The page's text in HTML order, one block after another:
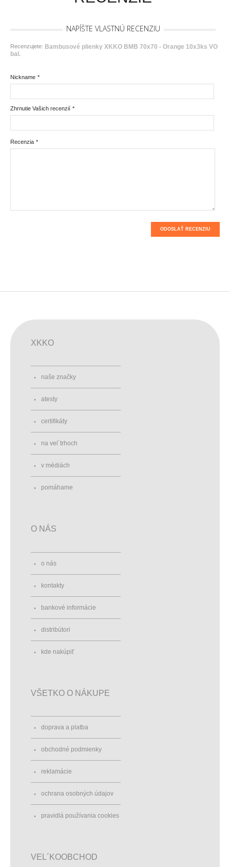
NAPÍŠTE VLASTNÚ RECENZIU
Recenzujete: Bambusové plienky XKKO BMB 70x70 - Orange 10x3ks VO
bal.
*
Nickname
*
Zhrnutie Vašich recenzií
*
Recenzia
ODOSLAŤ RECENZIU
XKKO
naše značky
atesty
certifikáty
na vel´trhoch
v médiách
pomáhame
O NÁS
o nás
kontakty
bankové informácie
distribútori
kde nakúpiť
VŠETKO O NÁKUPE
doprava a platba
obchodné podmienky
reklamácie
ochrana osobných údajov
pravidlá používania cookies
VEL´KOOBCHOD